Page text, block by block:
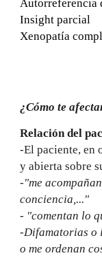
Autorreferencia
Insight parcial
Xenopatía
¿Cómo te
Relación del
-El paciente, en
y abierta sobre
-"me
conciencia,..."
- "comentan lo
-Difamatorias o
o me ordenan